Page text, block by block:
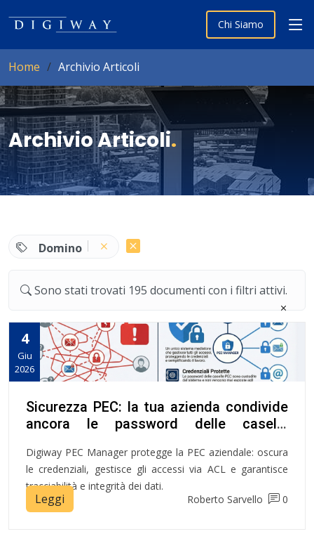
Chi Siamo
Home Archivio Articoli
Archivio Articoli.
Domino
Sono stati trovati 195 documenti con i filtri attivi.
4
Giu
2026
Sicurezza PEC: la tua azienda condivide
ancora le password delle caselle
Digiway PEC Manager protegge la PEC aziendale: oscura
le credenziali, gestisce gli accessi via ACL e garantisce
tracciabilità e integrità dei dati.
Leggi Roberto Sarvello 0